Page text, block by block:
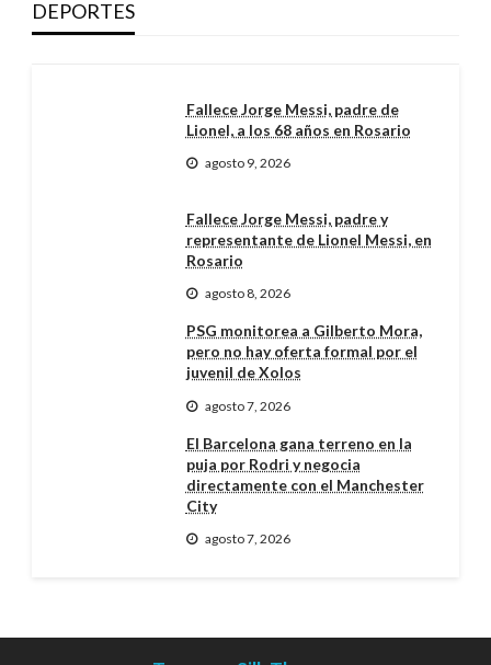
DEPORTES
Fallece Jorge Messi, padre de
Lionel, a los 68 años en Rosario
agosto 9, 2026
Fallece Jorge Messi, padre y
representante de Lionel Messi, en
Rosario
agosto 8, 2026
PSG monitorea a Gilberto Mora,
pero no hay oferta formal por el
juvenil de Xolos
agosto 7, 2026
El Barcelona gana terreno en la
puja por Rodri y negocia
directamente con el Manchester
City
agosto 7, 2026